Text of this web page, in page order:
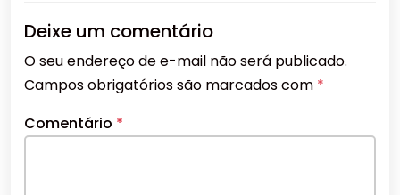
Deixe um comentário
O seu endereço de e-mail não será publicado.
Campos obrigatórios são marcados com *
Comentário *